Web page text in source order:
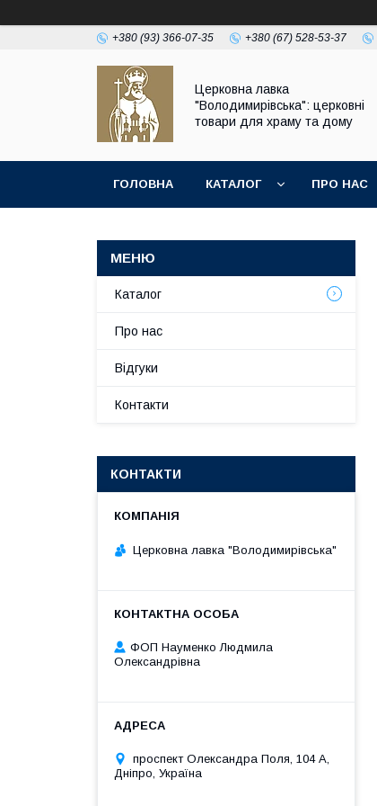
+380 (93) 366-07-35 +380 (67) 528-53-37
Церковна лавка
"Володимирівська": церковні
товари для храму та дому
ГОЛОВНА КАТАЛОГ ПРО НАС
Каталог
Про нас
Відгуки
Контакти
КОНТАКТИ
Церковна лавка "Володимирівська"
ФОП Науменко Людмила
Олександрівна
проспект Олександра Поля, 104 А,
Дніпро, Україна